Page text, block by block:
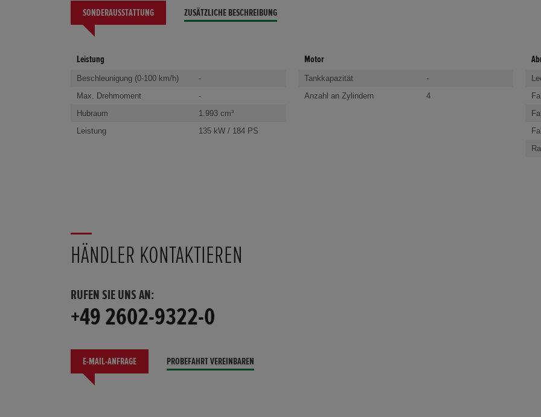
SONDERAUSSTATTUNG ZUSÄTZLICHE BESCHREIBUNG
Leistung
Beschleunigung (0-100 km/h)
-
Max. Drehmoment
-
Hubraum
1.993 cm³
Leistung
135 kW / 184 PS
Motor
Tankkapazität
-
Anzahl an Zylindern
4
HÄNDLER KONTAKTIEREN
RUFEN SIE UNS AN:
+49 2602-9322-0
E-MAIL-ANFRAGE PROBEFAHRT VEREINBAREN